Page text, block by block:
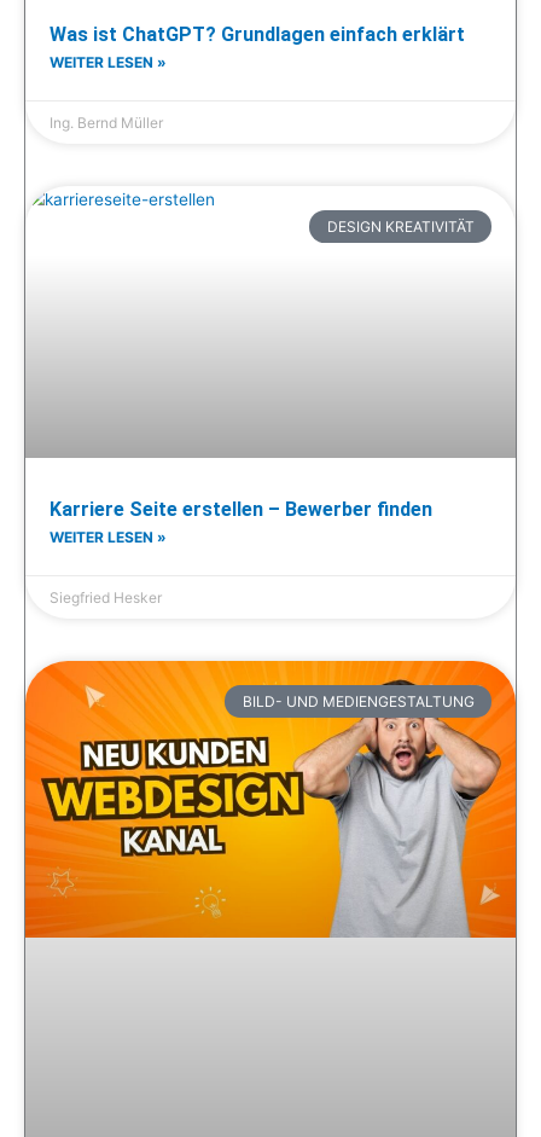
Was ist ChatGPT? Grundlagen einfach erklärt
WEITER LESEN »
Ing. Bernd Müller
DESIGN KREATIVITÄT
Karriere Seite erstellen – Bewerber finden
WEITER LESEN »
Siegfried Hesker
BILD- UND MEDIENGESTALTUNG